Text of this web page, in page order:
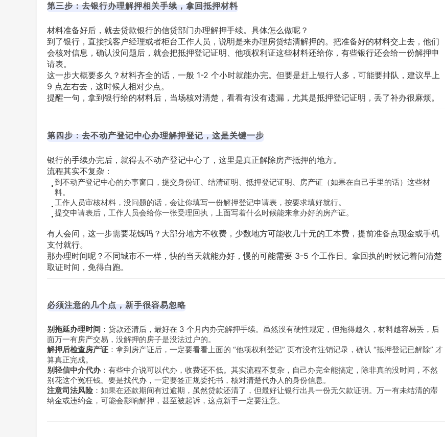
第三步：去银行办理解押相关手续，拿回抵押材料
材料准备好后，就去贷款银行的信贷部门办理解押手续。具体怎么做呢？
到了银行，直接找客户经理或者柜台工作人员，说明是来办理房贷结清解押的。把准备好的材料交上去，他们
会核对信息，确认没问题后，就会把抵押登记证明、他项权利证这些材料还给你，有些银行还会给一份解押申
请表。
这一步大概要多久？材料齐全的话，一般 1-2 个小时就能办完。但要是赶上银行人多，可能要排队，建议早上
9 点左右去，这时候人相对少点。
提醒一句，拿到银行给的材料后，当场核对清楚，看看有没有遗漏，尤其是抵押登记证明，丢了补办很麻烦。
第四步：去不动产登记中心办理解押登记，这是关键一步
银行的手续办完后，就得去不动产登记中心了，这里是真正解除房产抵押的地方。
流程其实不复杂：
到不动产登记中心的办事窗口，提交身份证、结清证明、抵押登记证明、房产证（如果在自己手里的话）这些材
料。
工作人员审核材料，没问题的话，会让你填写一份解押登记申请表，按要求填好就行。
提交申请表后，工作人员会给你一张受理回执，上面写着什么时候能来拿办好的房产证。
有人会问，这一步需要花钱吗？大部分地方不收费，少数地方可能收几十元的工本费，提前准备点现金或手机
支付就行。
那办理时间呢？不同城市不一样，快的当天就能办好，慢的可能需要 3-5 个工作日。拿回执的时候记着问清楚
取证时间，免得白跑。
必须注意的几个点，新手很容易忽略
别拖延办理时间 ：贷款还清后，最好在 3 个月内办完解押手续。虽然没有硬性规定，但拖得越久，材料越容易丢，后
面万一有房产交易，没解押的房子是没法过户的。
解押后检查房产证 ：拿到房产证后，一定要看看上面的 “他项权利登记” 页有没有注销记录，确认 “抵押登记已解除” 才
算真正完成。
别轻信中介代办：有些中介说可以代办，收费还不低。其实流程不复杂，自己办完全能搞定，除非真的没时间，不然
别花这个冤枉钱。要是找代办，一定要签正规委托书，核对清楚代办人的身份信息。
注意司法风险 ：如果在还款期间有过逾期，虽然贷款还清了，但最好让银行出具一份无欠款证明。万一有未结清的滞
纳金或违约金，可能会影响解押，甚至被起诉，这点新手一定要注意。